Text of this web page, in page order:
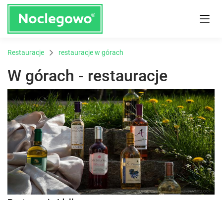
Restauracje restauracje w górach
W górach - restauracje